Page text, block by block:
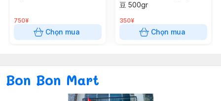
750¥
Chọn mua
豆 500gr
350¥
Chọn mua
Bon Bon Mart